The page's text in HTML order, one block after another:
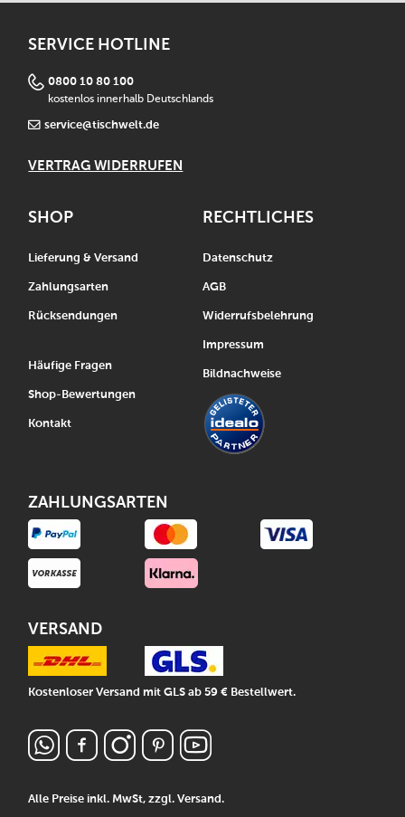
SERVICE HOTLINE
0800 10 80 100
kostenlos innerhalb Deutschlands
service@tischwelt.de
VERTRAG WIDERRUFEN
SHOP
Lieferung & Versand
Zahlungsarten
Rücksendungen
Häufige Fragen
Shop-Bewertungen
Kontakt
Alle Preise inkl. MwSt, zzgl.Versand.
RECHTLICHES
Datenschutz
AGB
Widerrufsbelehrung
Impressum
Bildnachweise
ZAHLUNGSARTEN
VERSAND
Kostenloser Versand mit GLS ab 59 € Bestellwert.